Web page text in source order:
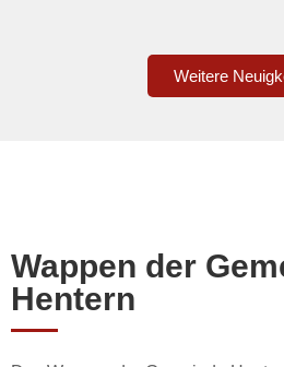
Weitere
Wappen der
Hentern